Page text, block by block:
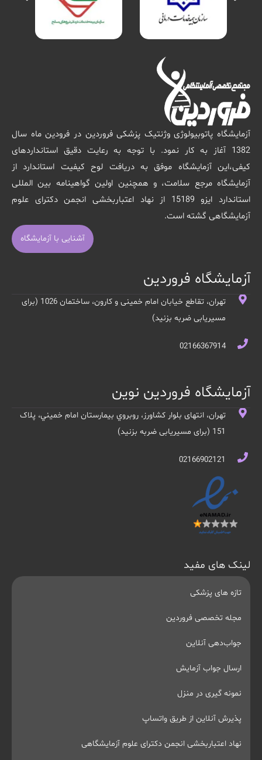
آزمایشگاه پاتوبیولوژی وژنتیک پزشکی فروردین در فرودین ماه سال
1382 آغاز به کار نمود. با توجه به رعایت دقیق استانداردهای
کیفی،این آزمایشگاه موفق به دریافت لوح کیفیت استاندارد از
آزمایشگاه مرجع سلامت، و همچنین اولین گواهینامه بین المللی
استاندارد ایزو 15189 از نهاد اعتباربخشی انجمن دکترای علوم
آزمایشگاهی گشته است.
آشنایی با آزمایشگاه
آزمایشگاه فروردین
تهران، تقاطع خیابان امام خمینی و کارون، ساختمان 1026 (برای
مسیریابی ضربه بزنید)
02166367914
آزمایشگاه فروردین نوین
تهران، انتهای بلوار کشاورز، روبروي بيمارستان امام خميني، پلاک
151 (برای مسیریابی ضربه بزنید)
02166902121
لینک های مفید
تازه های پزشکی
مجله تخصصی فروردین
جواب‌دهی آنلاین
ارسال جواب آزمایش
نمونه گیری در منزل
پذیرش آنلاین از طریق واتساپ
نهاد اعتباربخشی انجمن دکترای علوم آزمایشگاهی